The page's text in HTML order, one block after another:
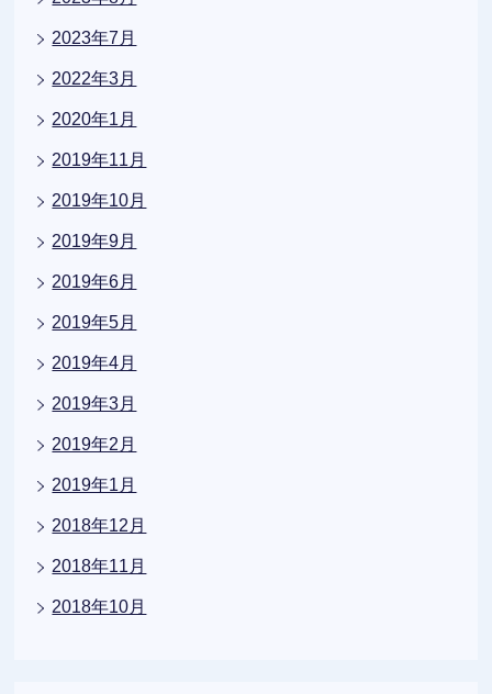
2023年7月
2022年3月
2020年1月
2019年11月
2019年10月
2019年9月
2019年6月
2019年5月
2019年4月
2019年3月
2019年2月
2019年1月
2018年12月
2018年11月
2018年10月